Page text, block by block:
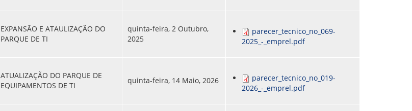
EXPANSÃO E ATAULIZAÇÃO DO
PARQUE DE TI
quinta-feira, 2 Outubro,
2025
parecer_tecnico_no_069-
2025_-_emprel.pdf
ATUALIZAÇÃO DO PARQUE DE
EQUIPAMENTOS DE TI
quinta-feira, 14 Maio, 2026
parecer_tecnico_no_019-
2026_-_emprel.pdf